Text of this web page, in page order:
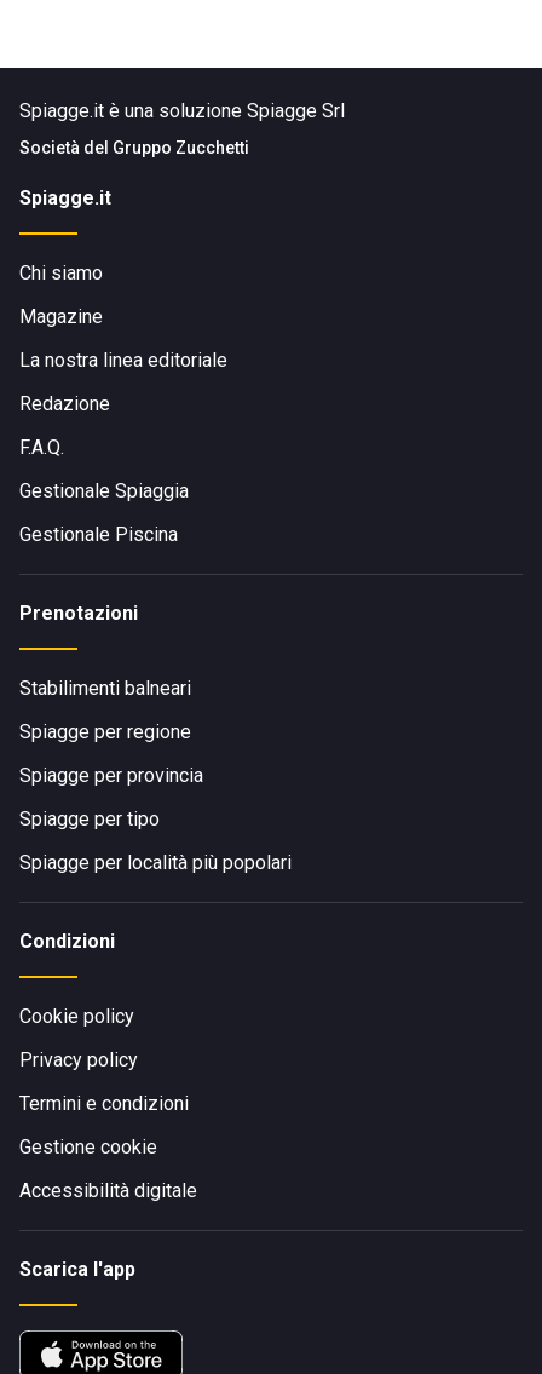
Spiagge.it è una soluzione Spiagge Srl
Società del Gruppo Zucchetti
Spiagge.it
Chi siamo
Magazine
La nostra linea editoriale
Redazione
F.A.Q.
Gestionale Spiaggia
Gestionale Piscina
Prenotazioni
Stabilimenti balneari
Spiagge per regione
Spiagge per provincia
Spiagge per tipo
Spiagge per località più popolari
Condizioni
Cookie policy
Privacy policy
Termini e condizioni
Gestione cookie
Accessibilità digitale
Scarica l'app